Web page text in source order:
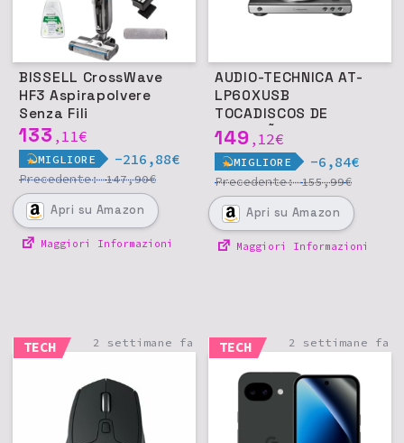
BISSELL CrossWave
HF3 Aspirapolvere
Senza Fili
133 , 11€
MIGLIORE -216,88€
Precedente:147,90€
Apri su Amazon
Maggiori Informazioni
AUDIO-TECHNICA AT-
LP60XUSB
TOCADISCOS DE
TRACCIÃ“N POR
CORREA GRIS,
METÁLICO
149 , 12€
MIGLIORE -6,84€
Precedente:155,99€
Apri su Amazon
Maggiori Informazioni
TECH 2 settimane fa TECH 2 settimane fa